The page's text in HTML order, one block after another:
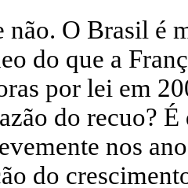
não. O Brasil é
do que a
por lei em
do recuo?
nos
do